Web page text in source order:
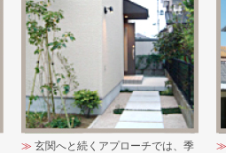
玄関へと続くアプローチでは、季